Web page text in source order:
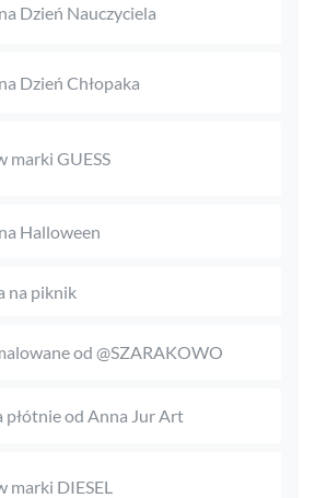
Dzień Nauczyciela
Dzień Chłopaka
marki GUESS
Halloween
na piknik
od @SZARAKOWO
płótnie od Anna Jur Art
marki DIESEL